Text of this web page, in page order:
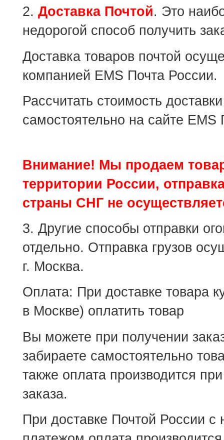
2. Доставка Почтой. Это
недорогой способ получить
Доставка товаров почтой
компанией EMS Почта России.
Рассчитать стоимость
самостоятельно на сайте EMS
Внимание! Мы продаем
территории России,
страны СНГ не
3. Другие способы отправки
отдельно. Отправка грузов
г. Москва.
Оплата: При доставке товара
в Москве) оплатить товар
Вы можете при получении
забираете самостоятельно
также оплата производится
заказа.
При доставке Почтой России